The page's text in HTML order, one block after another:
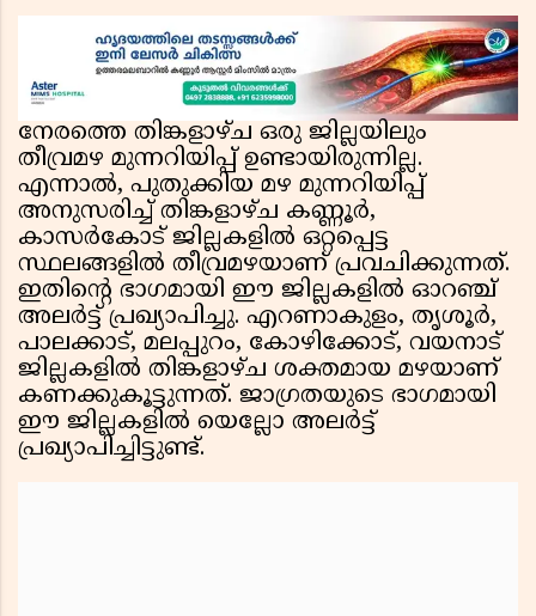
നേരത്തെ തിങ്കളാഴ്ച ഒരു ജില്ലയിലും
തീവ്രമഴ മുന്നറിയിപ്പ് ഉണ്ടായിരുന്നില്ല.
എന്നാൽ, പുതുക്കിയ മഴ മുന്നറിയിപ്പ്
അനുസരിച്ച് തിങ്കളാഴ്ച കണ്ണൂർ,
കാസർകോട് ജില്ലകളിൽ ഒറ്റപ്പെട്ട
സ്ഥലങ്ങളിൽ തീവ്രമഴയാണ് പ്രവചിക്കുന്നത്.
ഇതിന്റെ ഭാഗമായി ഈ ജില്ലകളിൽ ഓറഞ്ച്
അലർട്ട് പ്രഖ്യാപിച്ചു. എറണാകുളം, തൃശൂർ,
പാലക്കാട്, മലപ്പുറം, കോഴിക്കോട്, വയനാട്
ജില്ലകളിൽ തിങ്കളാഴ്ച ശക്തമായ മഴയാണ്
കണക്കുകൂട്ടുന്നത്. ജാഗ്രതയുടെ ഭാഗമായി
ഈ ജില്ലകളിൽ യെല്ലോ അലർട്ട്
പ്രഖ്യാപിച്ചിട്ടുണ്ട്.